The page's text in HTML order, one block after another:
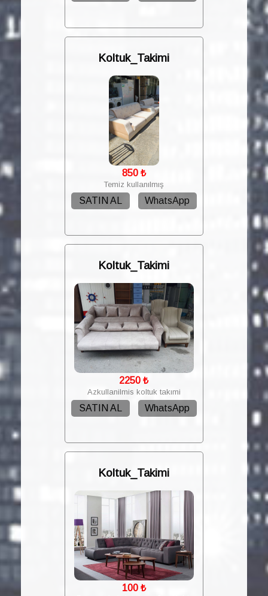
Koltuk_Takimi
850₺
Temiz kullanılmış
SATIN AL WhatsApp
Koltuk_Takimi
2250 ₺
Azkullanilmis koltuk takımi
SATIN AL WhatsApp
Koltuk_Takimi
100₺